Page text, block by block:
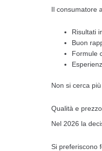
Il consumatore
Risultati
Buon
Formule
Non si cerca
Qualità e
Nel 2026 la
Si preferiscono